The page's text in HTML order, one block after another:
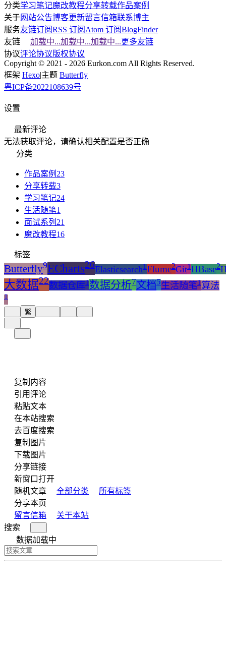
分类学习笔记魔改教程分享转载作品案例
关于网站公告博客更新留言信箱联系博主
服务友链订阅RSS 订阅 Atom 订阅BlogFinder
友链
加载中...加载中...加载中...更多友链
协议评论协议版权协议
Copyright © 2021 - 2026 Eurkon.com All Rights Reserved.
框架 Hexo|主题 Butterfly
粤ICP备2022108639号
设置
最新评论
无法获取评论，请确认相关配置是否正确
分类
作品案例 23
分享转载3
学习笔记24
生活随笔1
面试系列 21
魔改教程16
标签
Butterfly9ECharts26Elasticsearch1Flume2Git1HBase2
大数据22数据仓库1数据分析7文档5生活随笔1算法
1
繁
复制内容
引用评论
粘贴文本
在本站搜索
去百度搜索
复制图片
下载图片
分享链接
新窗口打开
随机文章
全部分类
所有标签
分享本页
留言信箱
关于本站
搜索
数据加载中